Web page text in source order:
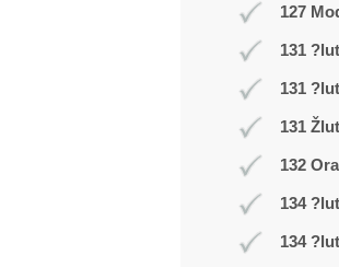
127
131 ?lut
131 ?lut
131
132
134 ?lut
134 ?lut